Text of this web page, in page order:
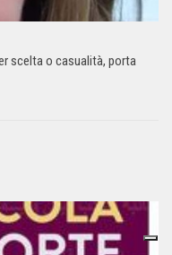
scelta o casualità, porta